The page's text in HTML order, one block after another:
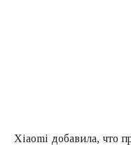
Xiaomi добавила, что